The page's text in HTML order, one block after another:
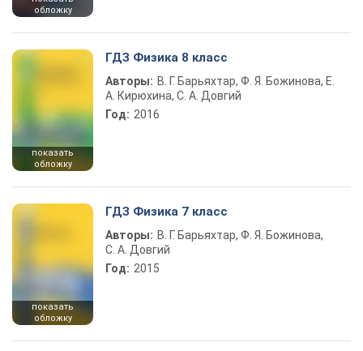
обложку
показать
обложку
ГДЗ Физика 8 класс
Авторы: В. Г. Барьяхтар, Ф. Я. Божинова, Е.
А. Кирюхина, С. А. Довгий
Год: 2016
показать
обложку
ГДЗ Физика 7 класс
Авторы: В. Г. Барьяхтар, Ф. Я. Божинова,
С. А. Довгий
Год: 2015